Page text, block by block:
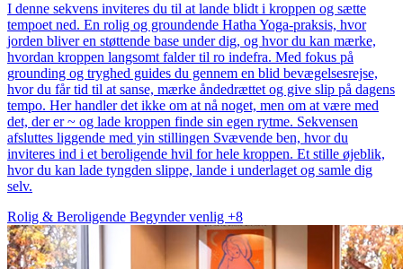
I denne sekvens inviteres du til at lande blidt i kroppen og sætte
tempoet ned. En rolig og groundende Hatha Yoga-praksis, hvor
jorden bliver en støttende base under dig, og hvor du kan mærke,
hvordan kroppen langsomt falder til ro indefra. Med fokus på
grounding og tryghed guides du gennem en blid bevægelsesrejse,
hvor du får tid til at sanse, mærke åndedrættet og give slip på dagens
tempo. Her handler det ikke om at nå noget, men om at være med
det, der er ~ og lade kroppen finde sin egen rytme. Sekvensen
afsluttes liggende med yin stillingen Svævende ben, hvor du
inviteres ind i et beroligende hvil for hele kroppen. Et stille øjeblik,
hvor du kan lade tyngden slippe, lande i underlaget og samle dig
selv.
Rolig & Beroligende Begynder venlig +8